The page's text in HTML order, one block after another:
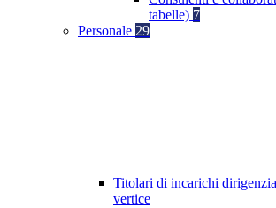
tabelle) 7
Personale 29
Titolari di incarichi
vertice